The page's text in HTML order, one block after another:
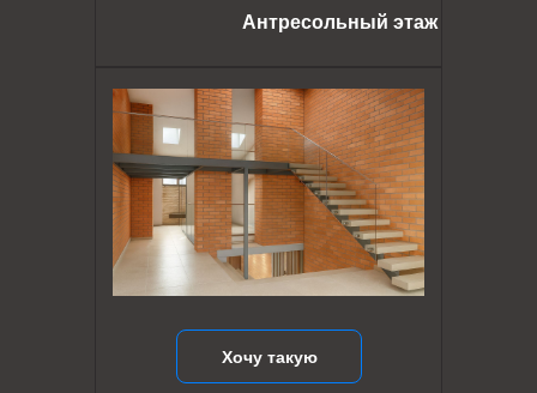
Хочу такую
Антресольный этаж